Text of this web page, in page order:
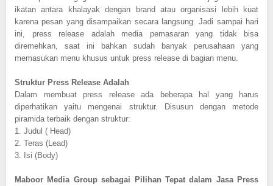
ikatan antara khalayak dengan brand atau organisasi lebih kuat
karena pesan yang disampaikan secara langsung. Jadi sampai hari
ini, press release adalah media pemasaran yang tidak bisa
diremehkan, saat ini bahkan sudah banyak perusahaan yang
memasukan menu khusus untuk press release di bagian menu.
Struktur Press Release Adalah
Dalam membuat press release ada beberapa hal yang harus
diperhatikan yaitu mengenai struktur. Disusun dengan metode
piramida terbaik dengan struktur:
1. Judul ( Head)
2. Teras (Lead)
3. Isi (Body)
Maboor Media Group sebagai Pilihan Tepat dalam Jasa Press